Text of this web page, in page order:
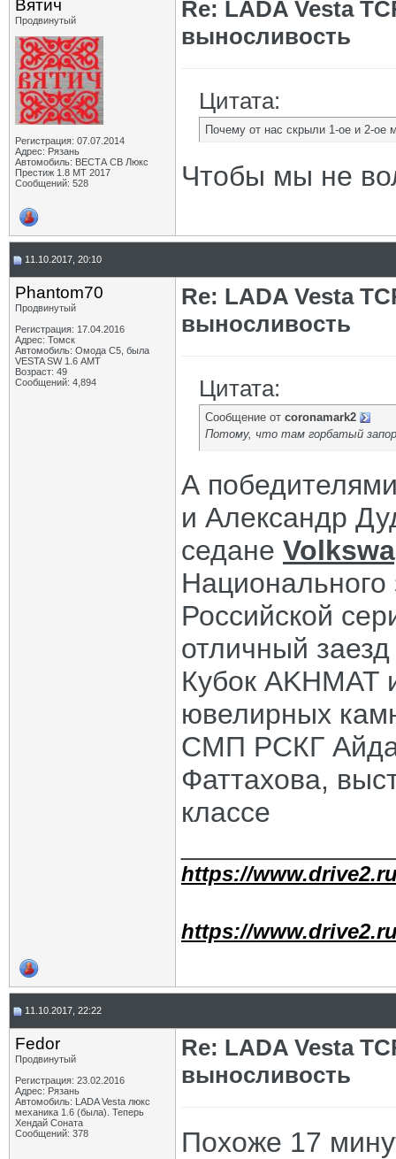
Вятич
Продвинутый
Регистрация: 07.07.2014
Адрес: Рязань
Автомобиль: ВЕСТА СВ Люкс
Престиж 1.8 МТ 2017
Сообщений: 528
Re: LADA Vesta
выносливость
Цитата:
Почему от нас скрыли 1-ое и 2-ое
Чтобы мы не
11.10.2017, 20:10
Phantom70
Продвинутый
Регистрация: 17.04.2016
Адрес: Томск
Автомобиль: Омода С5, была
VESTA SW 1.6 АМТ
Возраст: 49
Сообщений: 4,894
Re: LADA Vesta
выносливость
Цитата:
Сообщение от coronamark2
Потому, что там горбатый
А
и Александр
седане
Российской
отличный
Кубок AKHMAT
ювелирных
СМП РСКГ
Фаттахова,
классе
https://
https://
11.10.2017, 22:22
Fedor
Продвинутый
Регистрация: 23.02.2016
Адрес: Рязань
Автомобиль: LADA Vesta люкс
механика 1.6 (была). Теперь
Хендай Соната
Сообщений: 378
Re: LADA Vesta
выносливость
Похоже 17